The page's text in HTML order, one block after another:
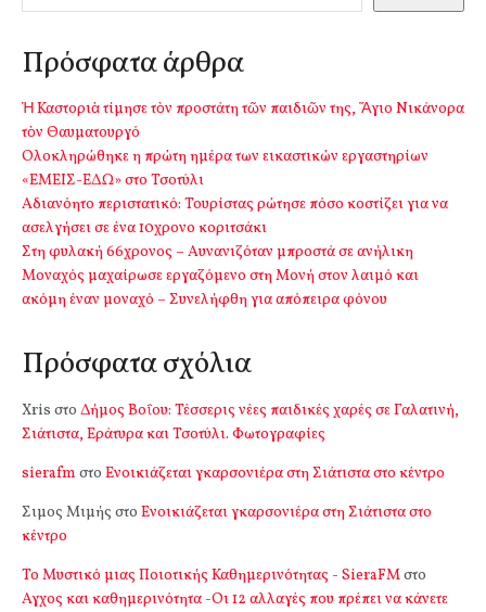
Πρόσφατα άρθρα
Ἡ Καστοριὰ τίμησε τὸν προστάτη τῶν παιδιῶν της, Ἅγιο Νικάνορα
τὸν Θαυματουργό
Ολοκληρώθηκε η πρώτη ημέρα των εικαστικών εργαστηρίων
«ΕΜΕΙΣ-ΕΔΩ» στο Τσοτύλι
Αδιανόητο περιστατικό: Τουρίστας ρώτησε πόσο κοστίζει για να
ασελγήσει σε ένα 10χρονο κοριτσάκι
Στη φυλακή 66χρονος – Αυνανιζόταν μπροστά σε ανήλικη
Μοναχός μαχαίρωσε εργαζόμενο στη Μονή στον λαιμό και
ακόμη έναν μοναχό – Συνελήφθη για απόπειρα φόνου
Πρόσφατα σχόλια
Xris στο Δήμος Βοΐου: Τέσσερις νέες παιδικές χαρές σε Γαλατινή,
Σιάτιστα, Εράτυρα και Τσοτύλι. Φωτογραφίες
sierafm στο Ενοικιάζεται γκαρσονιέρα στη Σιάτιστα στο κέντρο
Σιμος Μιμής στο Ενοικιάζεται γκαρσονιέρα στη Σιάτιστα στο
κέντρο
Το Μυστικό μιας Ποιοτικής Καθημερινότητας - SieraFMστο
Αγχος και καθημερινότητα -Οι 12 αλλαγές που πρέπει να κάνετε